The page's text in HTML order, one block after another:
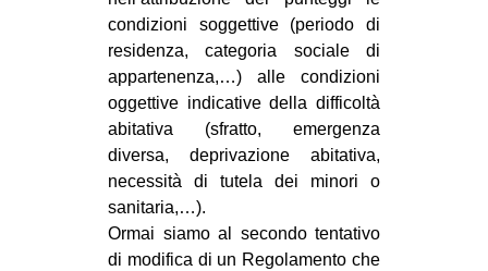
EVENTI
Fb
tw
ms
condizioni soggettive (periodo di
residenza, categoria sociale di
appartenenza,…) alle condizioni
oggettive indicative della difficoltà
abitativa (sfratto, emergenza
diversa, deprivazione abitativa,
necessità di tutela dei minori o
sanitaria,…).
Ormai siamo al secondo tentativo
di modifica di un Regolamento che